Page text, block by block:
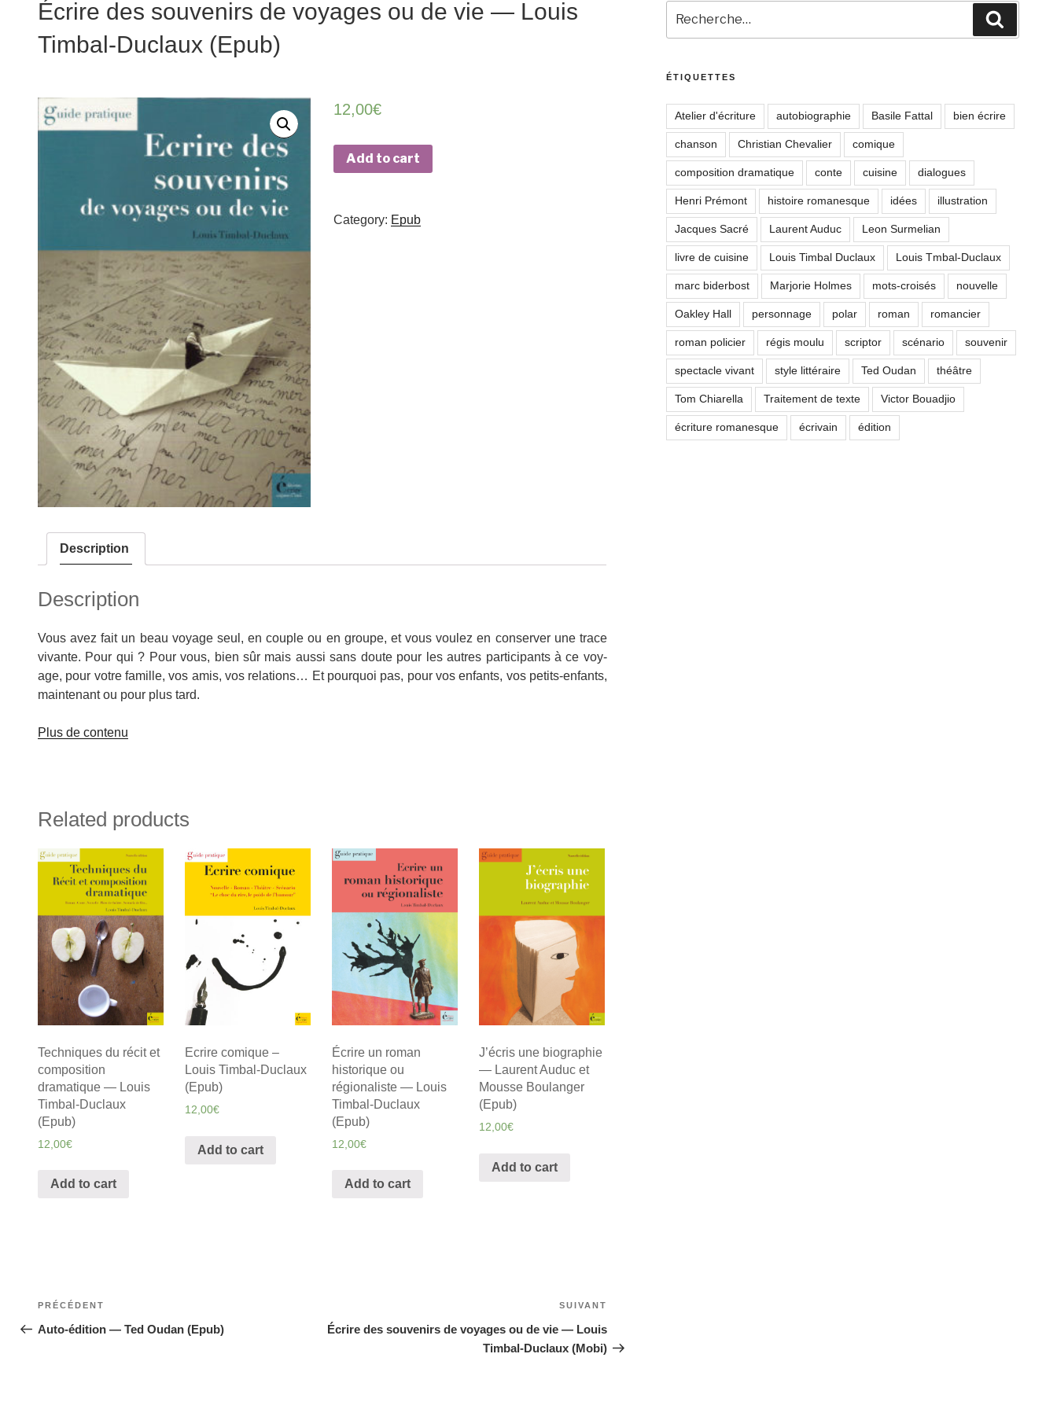
Écrire des souvenirs de voyages ou de vie — Louis
Timbal-Duclaux (Epub)
12,00€
Add to cart
Cat­e­go­ry: Epub
Description
Description
Vous avez fait un beau voy­age seul, en cou­ple ou en groupe, et vous voulez en con­serv­er une trace
vivante. Pour qui ? Pour vous, bien sûr mais aus­si sans doute pour les autres par­tic­i­pants à ce voy­
age, pour votre famille, vos amis, vos rela­tions… Et pourquoi pas, pour vos enfants, vos petits-enfants,
main­tenant ou pour plus tard.
Plus de contenu
Related products
Techniques du récit et
composition
dramatique — Louis
Timbal-Duclaux
(Epub)
12,00€
Add to cart
Ecrire comique –
Louis Timbal-Duclaux
(Epub)
12,00€
Add to cart
Écrire un roman
historique ou
régionaliste — Louis
Timbal-Duclaux
(Epub)
12,00€
Add to cart
J’écris une biographie
— Laurent Auduc et
Mousse Boulanger
(Epub)
12,00€
Add to cart
Navigation
de
Article
précédent
PRÉCÉDENT
Auto-édition — Ted Oudan (Epub)
suivant
SUIVANT
Écrire des souvenirs de voyages ou de vie — Louis
Timbal-Duclaux (Mobi)
pour
ÉTIQUETTES
Atelier d'écriture autobiographie Basile Fattal bien écrire
chanson Christian Chevalier comique
composition dramatique conte cuisine dialogues
Henri Prémont histoire romanesque idées illustration
Jacques Sacré Laurent Auduc Leon Surmelian
livre de cuisine Louis Timbal Duclaux Louis Tmbal-Duclaux
marc biderbost Marjorie Holmes mots-croisés nouvelle
Oakley Hall personnage polar roman romancier
roman policier régis moulu scriptor scénario souvenir
spectacle vivant style littéraire Ted Oudan théâtre
Tom Chiarella Traitement de texte Victor Bouadjio
écriture romanesque écrivain édition